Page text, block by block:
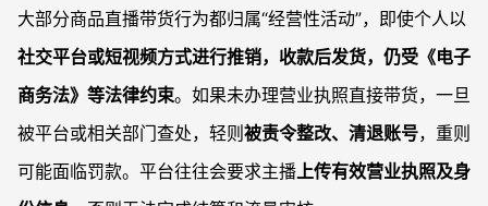
大部分商品直播带货行为都归属“经营性活动”，即使个人以
社交平台或短视频方式进行推销，收款后发货，仍受《电子
商务法》等法律约束。如果未办理营业执照直接带货，一旦
被平台或相关部门查处，轻则 被责令整改、清退账号，重则
可能面临罚款。平台往往会要求主播上传有效营业执照及身